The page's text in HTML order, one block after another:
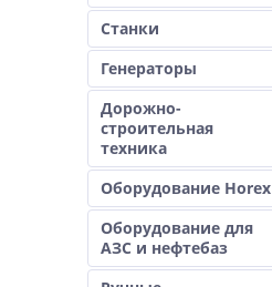
Станки
Генераторы
Дорожно-
строительная
техника
Оборудование Horex
Оборудование для
АЗС и нефтебаз